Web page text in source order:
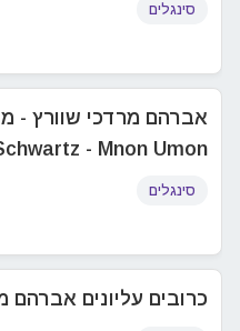
סינגלים
- Mnon Umon
סינגלים
כרובים עליונים אברהם